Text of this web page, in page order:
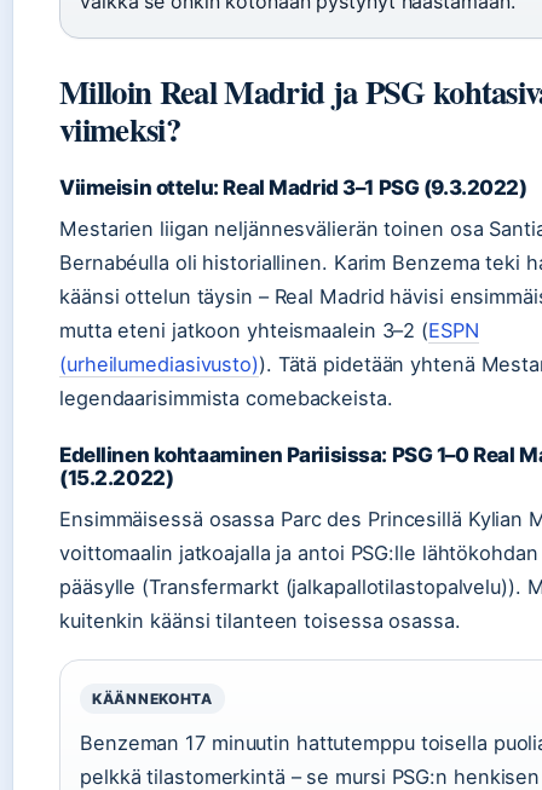
Milloin Real Madrid ja PSG
viimeksi?
Viimeisin ottelu: Real Madrid 3–1 PSG (9.3.2022)
Mestarien liigan neljännesvälierän toinen osa
Bernabéulla oli historiallinen. Karim Benzema teki
käänsi ottelun täysin – Real Madrid hävisi
mutta eteni jatkoon yhteismaalein 3–2 (ESPN
(urheilumediasivusto)). Tätä pidetään yhtenä
legendaarisimmista comebackeista.
Edellinen kohtaaminen Pariisissa: PSG 1–0 Real
(15.2.2022)
Ensimmäisessä osassa Parc des Princesillä Kylian
voittomaalin jatkoajalla ja antoi PSG:lle
pääsylle (Transfermarkt (jalkapallotilastopalvelu)).
kuitenkin käänsi tilanteen toisessa osassa.
KÄÄNNEKOHTA
Benzeman 17 minuutin hattutemppu toisella
pelkkä tilastomerkintä – se mursi PSG:n henkisen